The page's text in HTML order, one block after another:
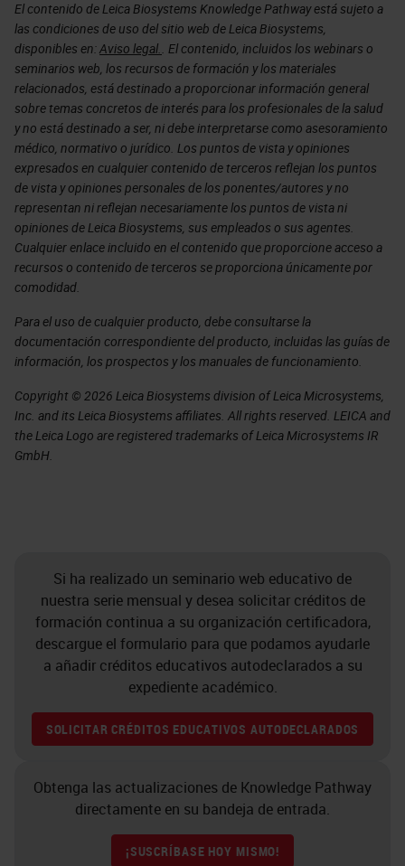
El contenido de Leica Biosystems Knowledge Pathway está sujeto a
las condiciones de uso del sitio web de Leica Biosystems,
disponibles en:Aviso legal.. El contenido, incluidos los webinars o
seminarios web, los recursos de formación y los materiales
relacionados, está destinado a proporcionar información general
sobre temas concretos de interés para los profesionales de la salud
y no está destinado a ser, ni debe interpretarse como asesoramiento
médico, normativo o jurídico. Los puntos de vista y opiniones
expresados en cualquier contenido de terceros reflejan los puntos
de vista y opiniones personales de los ponentes/autores y no
representan ni reflejan necesariamente los puntos de vista ni
opiniones de Leica Biosystems, sus empleados o sus agentes.
Cualquier enlace incluido en el contenido que proporcione acceso a
recursos o contenido de terceros se proporciona únicamente por
comodidad.
Para el uso de cualquier producto, debe consultarse la
documentación correspondiente del producto, incluidas las guías de
información, los prospectos y los manuales de funcionamiento.
Copyright © 2026 Leica Biosystems division of Leica Microsystems,
Inc. and its Leica Biosystems affiliates. All rights reserved. LEICA and
the Leica Logo are registered trademarks of Leica Microsystems IR
GmbH.
Si ha realizado un seminario web educativo de
nuestra serie mensual y desea solicitar créditos de
formación continua a su organización certificadora,
descargue el formulario para que podamos ayudarle
a añadir créditos educativos autodeclarados a su
expediente académico.
SOLICITAR CRÉDITOS EDUCATIVOS AUTODECLARADOS
Obtenga las actualizaciones de Knowledge Pathway
directamente en su bandeja de entrada.
¡SUSCRÍBASE HOY MISMO!